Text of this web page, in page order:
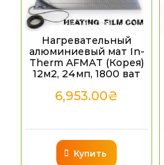
Нагревательный
алюминиевый мат In-
Therm AFMAT (Корея)
12м2, 24мп, 1800 ват
6,953.00₴
Купить